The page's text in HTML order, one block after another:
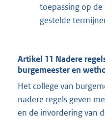
toepassing op
gestelde
Artikel 11 Nadere
burgemeester en
Het college van
nadere regels geven
en de invordering van